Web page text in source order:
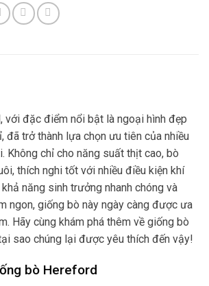
với đặc điểm nổi bật là ngoại hình đẹp
đã trở thành lựa chọn ưu tiên của nhiều
Không chỉ cho năng suất thịt cao, bò
thích nghi tốt với nhiều điều kiện khí
năng sinh trưởng nhanh chóng và
ngon, giống bò này ngày càng được ưa
Hãy cùng khám phá thêm về giống bò
sao chúng lại được yêu thích đến vậy!
bò Hereford